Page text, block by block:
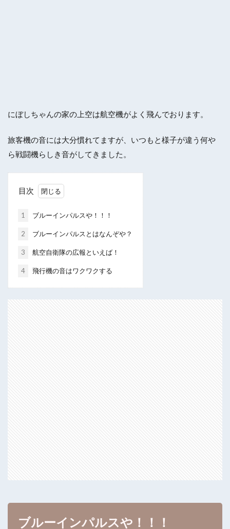
にぼしちゃんの家の上空は航空機がよく飛んでおります。
旅客機の音には大分慣れてますが、いつもと様子が違う何や
ら戦闘機らしき音がしてきました。
目次
1 ブルーインパルスや！！！
2 ブルーインパルスとはなんぞや？
3 航空自衛隊の広報といえば！
4 飛行機の音はワクワクする
ブルーインパルスや！！！